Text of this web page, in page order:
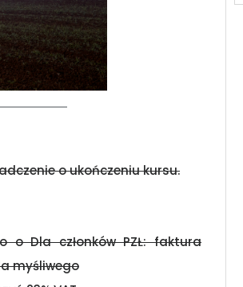
o ukończeniu kursu.
o Dla członków PZŁ: faktura
myśliwego